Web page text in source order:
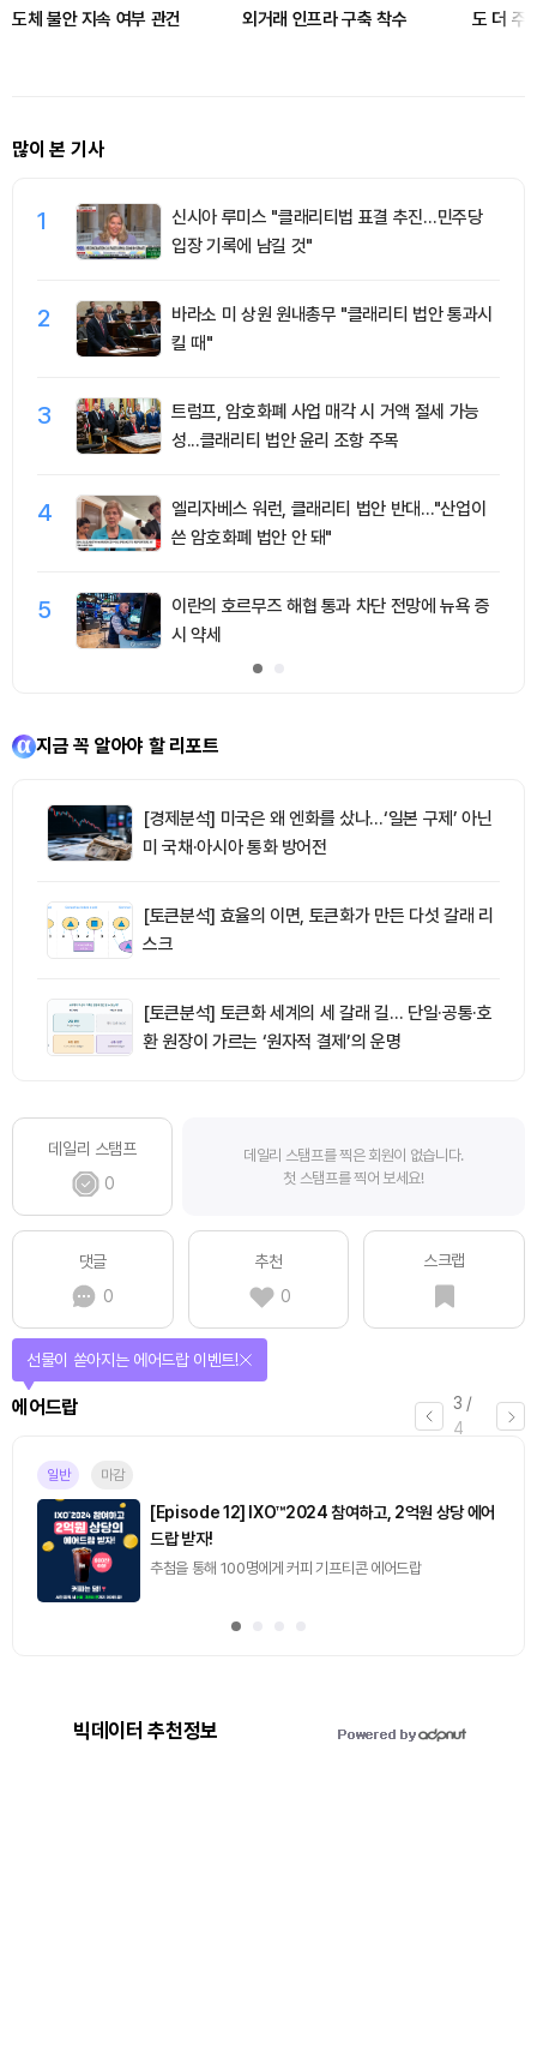
도체 불안 지속 여부 관건
외거래 인프라 구축 착수
도 더 주
많이 본 기사
1
신시아 루미스 "클래리티법 표결 추진…민주당
입장 기록에 남길 것"
2
바라소 미 상원 원내총무 "클래리티 법안 통과시
킬 때"
3
트럼프, 암호화폐 사업 매각 시 거액 절세 가능
성...클래리티 법안 윤리 조항 주목
4
엘리자베스 워런, 클래리티 법안 반대…"산업이
쓴 암호화폐 법안 안 돼"
5
이란의 호르무즈 해협 통과 차단 전망에 뉴욕 증
시 약세
지금 꼭 알아야 할 리포트
[경제분석] 미국은 왜 엔화를 샀나…‘일본 구제’ 아닌
미 국채·아시아 통화 방어전
[토큰분석] 효율의 이면, 토큰화가 만든 다섯 갈래 리
스크
[토큰분석] 토큰화 세계의 세 갈래 길… 단일·공통·호
환 원장이 가르는 ‘원자적 결제’의 운명
데일리 스탬프
0
데일리 스탬프를 찍은 회원이 없습니다.
첫 스탬프를 찍어 보세요!
댓글
0
추천
0
스크랩
3 /
4
에어드랍
선물이 쏟아지는 에어드랍 이벤트!
일반 마감
[Episode 12] IXO™2024 참여하고, 2억원 상당 에어
드랍 받자!
추첨을 통해 100명에게 커피 기프티콘 에어드랍
빅데이터 추천정보